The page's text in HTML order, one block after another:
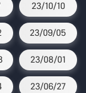
23/10/10
23/09/05
23/08/01
23/06/27